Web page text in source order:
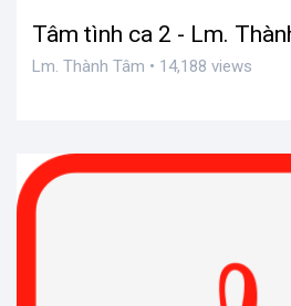
Tâm tình ca 2 - Lm.
Lm. Thành Tâm • 14,188 views